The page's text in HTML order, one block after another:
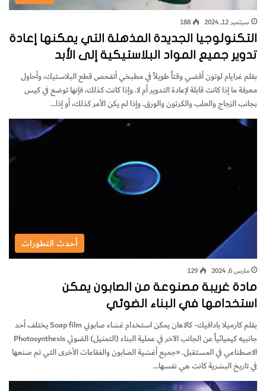
سبتمبر 12, 2024 188
التكنولوجيا الجديدة المذهلة التي يمكنها إعادة
تدوير جميع المواد البلاستيكية إلى الأبد
بقلم غرايام لوتون أقضي وقتاً طويلاً في مطبخي أتفحص قطع البلاستيك، وأحاول
معرفة ما إذا كانت قابلة لإعادة التدوير أم لا. وإذا كانت كذلك، فإنها توضع في كيس
بجانب الزجاج والعلب والكرتون والورق. وإذا لم يكن الأمر كذلك، أو إذا…
أحدث التطورات
مارس 6, 2024 129
مادة غريبة مصنوعة من الصابون يمكن
استخدامها في البناء الضوئي
بقلم كارميلا بادافيك- كالاهان يمكن استخدام غشاء صابوني Soap film يختلف أحد
جانبيه كيميائياً عن الجانب الآخر في عملية البناء (التمثيل) الضوئي Photosynthesis
الاصطناعي في المستقبل. «جميع أغشية الصابون والفقاعات الأخرى التي تم صنعها
في تاريخ البشرية كانت هي نفسها…